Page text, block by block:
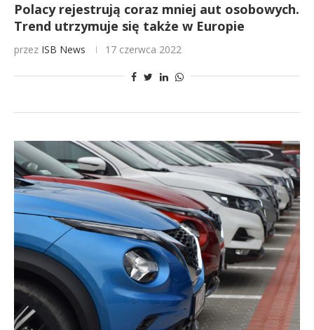
Polacy rejestrują coraz mniej aut osobowych.
Trend utrzymuje się także w Europie
przez ISB News 17 czerwca 2022